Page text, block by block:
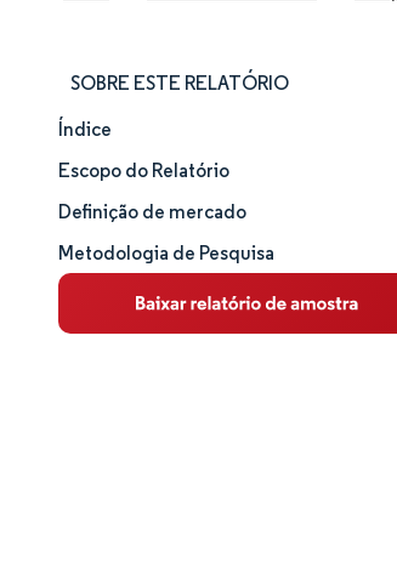
SOBRE ESTE RELATÓRIO
Tamanho e participação de mercado
Análise de mercado
Tendências e insights
Análise de segmentos
Índice
Escopo do Relatório
Definição de mercado
Metodologia de Pesquisa